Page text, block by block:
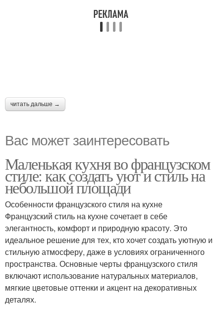
читать дальше →
Вас может заинтересовать
Маленькая кухня во французском
стиле: как создать уют и стиль на
небольшой площади
Особенности французского стиля на кухне
Французский стиль на кухне сочетает в себе
элегантность, комфорт и природную красоту. Это
идеальное решение для тех, кто хочет создать уютную и
стильную атмосферу, даже в условиях ограниченного
пространства. Основные черты французского стиля
включают использование натуральных материалов,
мягкие цветовые оттенки и акцент на декоративных
деталях.